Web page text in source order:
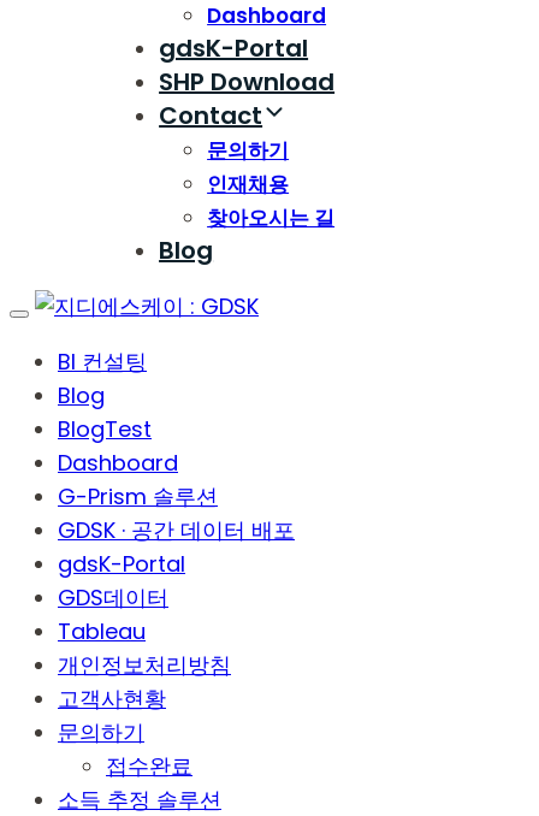
Dashboard
gdsK-Portal
SHP Download
Contact
문의하기
인재채용
찾아오시는 길
Blog
Toggle
BI 컨설팅
Blog
BlogTest
Dashboard
G-Prism 솔루션
GDSK · 공간 데이터 배포
gdsK-Portal
GDS데이터
Tableau
개인정보처리방침
고객사현황
문의하기
접수완료
소득 추정 솔루션